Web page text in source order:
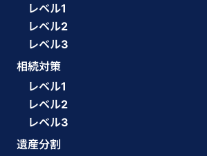
レベル1
レベル2
レベル3
相続対策
レベル1
レベル2
レベル3
遺産分割